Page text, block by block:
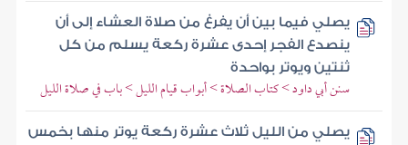
يصلي فيما بين أن يفرغ من صلاة العشاء إلى أن
ينصدع الفجر إحدى عشرة ركعة يسلم من كل
ثنتين ويوتر بواحدة
سنن أبي داود > كتاب الصلاة > أبواب قيام الليل > باب في صلاة الليل
يصلي من الليل ثلاث عشرة ركعة يوتر منها بخمس